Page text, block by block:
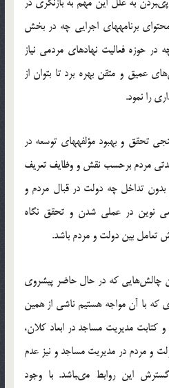
برنامه‏هاى اجرايى چه در بخش
حوزه فعاليت نهادهاى مردمى نياز
عميق و متقن بهره برد تا بتوان از
را نمود.
تحقق و بهبود مؤلفه‏هاى توسعه در
مردم برحسب نقش و وظايف تعريف
تداخل چه دولت در قبال مردم و
نوين در عملى شدن و تحقق نگاه
تعامل بين دولت و مردم باشد.
چالش‌هايي كه در حال حاضر پيش‏روى
كه با آن مواجه هستيم ناشى از همين
مديريت مساجد در ابعاد كلان،
و مردم در مديريت مساجد و نيز عدم
اين روابط مى‏باشد. با وجود